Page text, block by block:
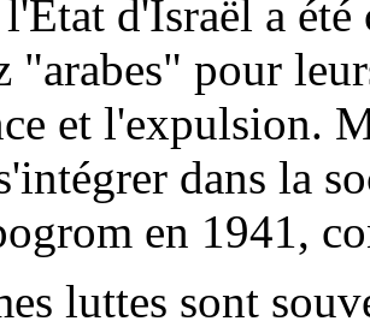
d'Israël a été
"arabes" pour
et l'expulsion.
dans la
en 1941,
luttes sont